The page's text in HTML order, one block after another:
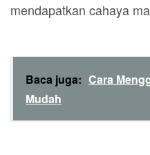
mendapatkan cahaya
Baca juga: Cara
Mudah